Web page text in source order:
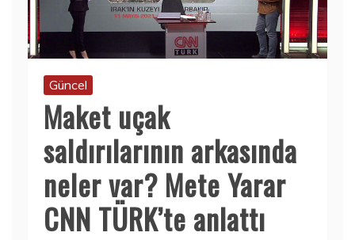
Güncel
Maket uçak
saldırılarının arkasında
neler var? Mete Yarar
CNN TÜRK’te anlattı